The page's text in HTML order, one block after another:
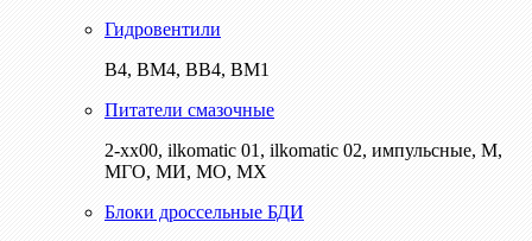
Гидровентили
В4, ВМ4, ВВ4, ВМ1
Питатели смазочные
2-хх00, ilkomatic 01, ilkomatic 02, импульсные, М,
МГО, МИ, МО, МХ
Блоки дроссельные БДИ